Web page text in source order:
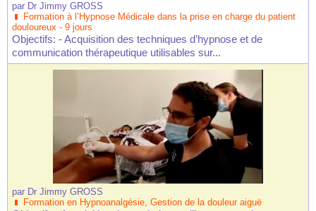
par Dr Jimmy GROSS
Formation à l’Hypnose Médicale dans la prise en charge du patient
douloureux - 9 jours
Objectifs: - Acquisition des techniques d’hypnose et de
communication thérapeutique utilisables sur...
par Dr Jimmy GROSS
Formation en Hypnoanalgésie, Gestion de la douleur aiguë